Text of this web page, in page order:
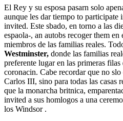
El Rey y su esposa pasarn solo
aunque les dar tiempo to participate
invited. Este sbado, en torno a las
espaola-, an autobs recoger them
miembros de las familias reales.
Westminster, donde las familias
preferente lugar en las primeras
coronacin. Cabe recordar que no
Carlos III, sino para todas las casas
que la monarcha britnica,
invited a sus homlogos a una
los Windsor .